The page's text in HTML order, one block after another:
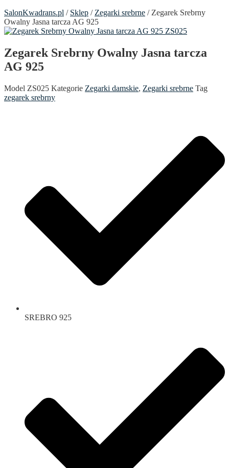
SalonKwadrans.pl / Sklep / Zegarki srebrne / Zegarek Srebrny
Owalny Jasna tarcza AG 925
Zegarek Srebrny Owalny Jasna tarcza
AG 925
Model ZS025 Kategorie Zegarki damskie, Zegarki srebrne Tag
zegarek srebrny
SREBRO 925